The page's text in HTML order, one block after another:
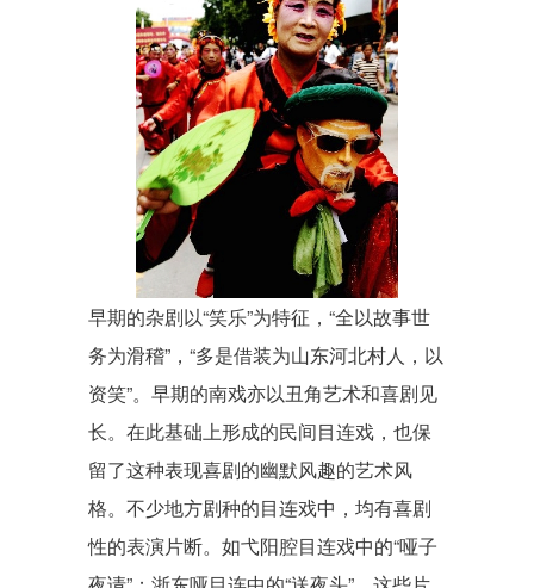
早期的杂剧以“笑乐”为特征，“全以故事世
务为滑稽”，“多是借装为山东河北村人，以
资笑”。早期的南戏亦以丑角艺术和喜剧见
长。在此基础上形成的民间目连戏，也保
留了这种表现喜剧的幽默风趣的艺术风
格。不少地方剧种的目连戏中，均有喜剧
性的表演片断。如弋阳腔目连戏中的“哑子